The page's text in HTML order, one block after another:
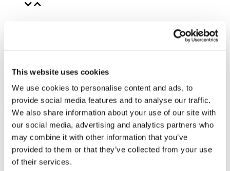
This website uses cookies
We use cookies to personalise content and ads, to
provide social media features and to analyse our traffic.
We also share information about your use of our site with
our social media, advertising and analytics partners who
may combine it with other information that you’ve
provided to them or that they’ve collected from your use
of their services.